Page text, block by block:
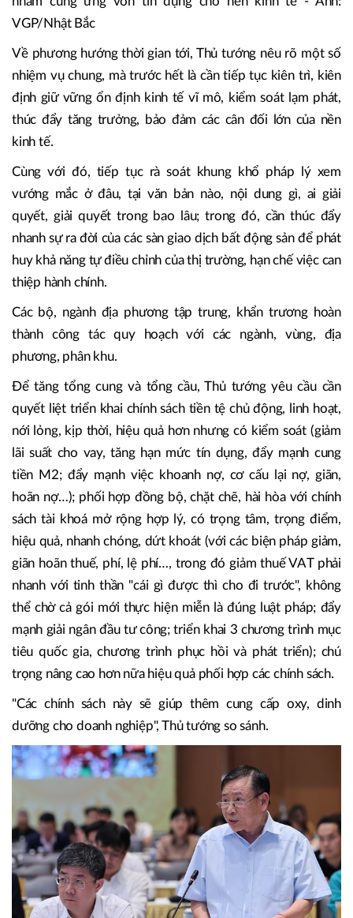
Lãnh đạo NHNN báo cáo kết quả triển khai các giải pháp
nhằm cung ứng vốn tín dụng cho nền kinh tế - Ảnh:
VGP/Nhật Bắc
nhiệm vụ chung, mà trước hết là cần tiếp tục kiên trì, kiên
định giữ vững ổn định kinh tế vĩ mô, kiểm soát lạm phát,
thúc đẩy tăng trưởng, bảo đảm các cân đối lớn của nền
Cùng với đó, tiếp tục rà soát khung khổ pháp lý xem
quyết, giải quyết trong bao lâu; trong đó, cần thúc đẩy
nhanh sự ra đời của các sàn giao dịch bất động sản để phát
huy khả năng tự điều chỉnh của thị trường, hạn chế việc can
thiệp hành chính.
Các bộ, ngành địa phương tập trung, khẩn trương hoàn
thành công tác quy hoạch với các ngành, vùng, địa
phương, phân khu.
Để tăng tổng cung và tổng cầu, Thủ tướng yêu cầu cần
quyết liệt triển khai chính sách tiền tệ chủ động, linh hoạt,
nới lỏng, kịp thời, hiệu quả hơn nhưng có kiểm soát (giảm
lãi suất cho vay, tăng hạn mức tín dụng, đẩy mạnh cung
tiền M2; đẩy mạnh việc khoanh nợ, cơ cấu lại nợ, giãn,
hoãn nợ…); phối hợp đồng bộ, chặt chẽ, hài hòa với chính
sách tài khoá mở rộng hợp lý, có trọng tâm, trọng điểm,
hiệu quả, nhanh chóng, dứt khoát (với các biện pháp giảm,
giãn hoãn thuế, phí, lệ phí…, trong đó giảm thuế VAT phải
thể chờ cả gói mới thực hiện miễn là đúng luật pháp; đẩy
mạnh giải ngân đầu tư công; triển khai 3 chương trình mục
tiêu quốc gia, chương trình phục hồi và phát triển); chú
trọng nâng cao hơn nữa hiệu quả phối hợp các chính sách.
"Các chính sách này sẽ giúp thêm cung cấp oxy, dinh
dưỡng cho doanh nghiệp", Thủ tướng so sánh.